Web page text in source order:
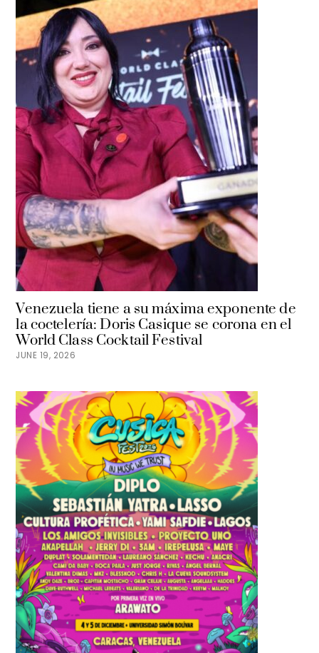
JUNE 19, 2026
Venezuela tiene a su máxima exponente de
la coctelería: Doris Casique se corona en el
World Class Cocktail Festival